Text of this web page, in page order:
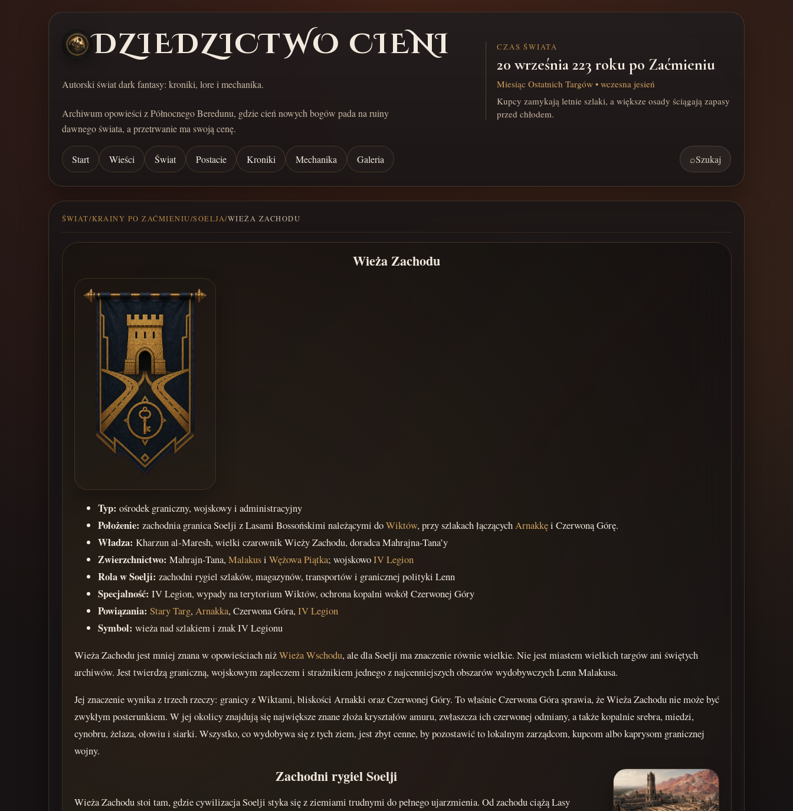
DZIEDZICTWO CIENI
Autorski świat dark fantasy: kroniki, lore i mechanika.
Archiwum opowieści z Północnego Beredunu, gdzie cień nowych bogów pada na ruiny
dawnego świata, a przetrwanie ma swoją cenę.
CZAS ŚWIATA
20 września 223 roku po Zaćmieniu
Miesiąc Ostatnich Targów • wczesna jesień
Kupcy zamykają letnie szlaki, a większe osady ściągają zapasy
przed chłodem.
Start Wieści Świat Postacie Kroniki Mechanika Galeria ⌕Szukaj
ŚWIAT/KRAINY PO ZAĆMIENIU/SOELJA/WIEŻA ZACHODU
Wieża Zachodu
Typ: ośrodek graniczny, wojskowy i administracyjny
Położenie: zachodnia granica Soelji z Lasami Bossońskimi należącymi doWiktów, przy szlakach łączącychArnakkęi Czerwoną Górę.
Władza: Kharzun al-Maresh, wielki czarownik Wieży Zachodu, doradca Mahrajna-Tana’y
Zwierzchnictwo: Mahrajn-Tana,Malakusi Wężowa Piątka; wojskowoIV Legion
Rola w Soelji: zachodni rygiel szlaków, magazynów, transportów i granicznej polityki Lenn
Specjalność: IV Legion, wypady na terytorium Wiktów, ochrona kopalni wokół Czerwonej Góry
Powiązania: Stary Targ,Arnakka, Czerwona Góra,IV Legion
Symbol: wieża nad szlakiem i znak IV Legionu
Wieża Zachodu jest mniej znana w opowieściach niżWieża Wschodu, ale dla Soelji ma znaczenie równie wielkie. Nie jest miastem wielkich targów ani świętych
archiwów. Jest twierdzą graniczną, wojskowym zapleczem i strażnikiem jednego z najcenniejszych obszarów wydobywczych Lenn Malakusa.
Jej znaczenie wynika z trzech rzeczy: granicy z Wiktami, bliskości Arnakki oraz Czerwonej Góry. To właśnie Czerwona Góra sprawia, że Wieża Zachodu nie może być
zwykłym posterunkiem. W jej okolicy znajdują się największe znane złoża kryształów amuru, zwłaszcza ich czerwonej odmiany, a także kopalnie srebra, miedzi,
cynobru, żelaza, ołowiu i siarki. Wszystko, co wydobywa się z tych ziem, jest zbyt cenne, by pozostawić to lokalnym zarządcom, kupcom albo kaprysom granicznej
wojny.
Zachodni rygiel Soelji
Wieża Zachodu stoi tam, gdzie cywilizacja Soelji styka się z ziemiami trudnymi do pełnego ujarzmienia. Od zachodu ciążą Lasy